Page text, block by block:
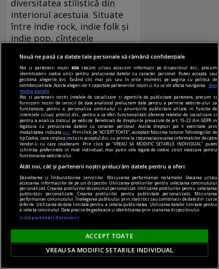
diversitatea stilistică din
interiorul acestuia. Situate
între indie rock, indie folk şi
indie pop, cîntecele
caracteristice fiecărui gen,
sintetizînd parcursul
curentului şi trecîndu-l prin
filtrul viziunii tineretului est-
european. NoruNegru a
lansat albumul de debut – O
să vă stricăm vacanţa – pe 1
noiembrie 2016. Cîntecele au
fost compuse între 2011 şi
2016 şi sînt înregistrate
exclusiv de membrii trupei.
Următorul album NoruNegru
este în lucru și urmează a fi
publicat în noiembrie 2017.
Nouă ne pasă ca datele tale personale să rămână confidențiale
Noi și partenerii noștri606 stocăm și/sau accesăm informații pe dispozitivul dvs., precum
identificatorii cookie unici pentru prelucrarea datelor cu caracter personal. Puteți accepta sau
gestiona alegerile dvs. făcând clic mai jos sau în orice moment, pe pagina cu politica de
confidențialitate. Aceste alegeri vor fi raportate partenerilor noștri și nu vă vor afecta navigarea.
Mai
multe detalii
Noi si partenerii nostri (retelele de socializare si agentiile de publicitate partenere, precum si
furnizorii nostri de servicii de date analitice) prelucram date pentru a permite website-ului sa
functioneze, pentru a personaliza continutul si anunturile publicitare afisate in functie de
interesele si/sau profilul dvs., pentru a va oferi functionalitati aferente retelelor de socializare si
pentru a analiza traficul pe website. Beneficiati de drepturile prevazute de art. 15-22 din GDPR in
legatura cu prelucrarea datelor cu caracter personal. Aceste drepturi pot fi exercitate prin
modalitatea indicataaici
. Prin click pe “ACCEPT TOATE”, acceptati folosirea tuturor Tehnologiilor de
tip Cookie, care implica inclusiv acceptul dvs. cu privire la stocarea/accesarea informatiilor de catre
Vendor-ii cu care colaboram. Prin click pe “VREAU SA MODIFIC SETARILE INDIVIDUAL” puteti
schimba preferintele in mod individual, mai putin cele legate de cookie strict necesare pentru
functionarea website-ului.
Atât noi, cât și partenerii noștri prelucrăm datele pentru a oferi:
Dezvoltarea și îmbunătățirea serviciilor. Măsurarea performanței reclamelor. Stocarea și/sau
accesarea informațiilor de pe un dispozitiv. Utilizarea profilurilor pentru selectarea conținutului
personalizat. Crearea profilurilor de conținut personalizat. Utilizarea profilurilor pentru selectarea
publicității personalizate. Crearea profilurilor pentru publicitate personalizată. Măsurarea
performanței conținutului. Înțelegerea publicului prin statistici sau combinații de date din surse
diferite. Utilizarea de date limitate pentru a selecta publicitatea. Utilizarea datelor limitate pentru
a selecta conținutul. Date precise de geolocație și identificarea prin scanarea dispozitivului.
Listă parteneri (furnizori)
ACCEPT TOATE
VREAU SA MODIFIC SETARILE INDIVIDUAL